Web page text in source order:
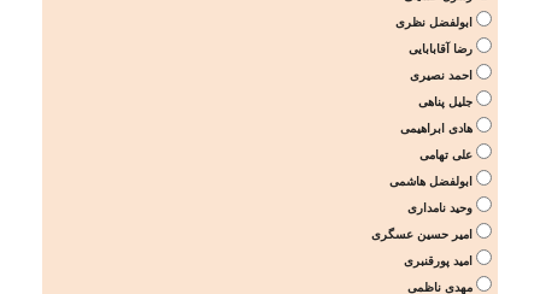
ابولفضل نظری
رضا آقابابایی
احمد نصیری
جلیل پناهی
هادی ابراهیمی
علی تهامی
ابولفضل هاشمی
وحید نامداری
امیر حسین عسگری
امید پورقنبری
مهدی ناظمی